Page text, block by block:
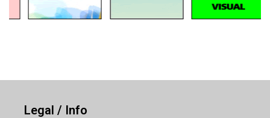
Legal / Info